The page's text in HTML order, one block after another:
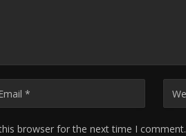
browser for the next time I comment.